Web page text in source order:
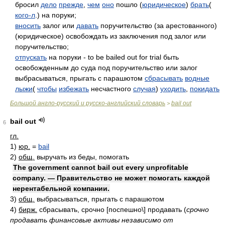
бросил дело прежде чем оно пошло (юридическое) брать(
кого-л .) на поруки;
вносить залог или давать поручительство (за арестованного)
(юридическое) освобождать из заключения под залог или
поручительство;
отпускать на поруки - to be bailed out for trial быть
освобожденным до суда под поручительство или залог
выбрасываться, прыгать с парашютом сбрасывать водные
лыжи( чтобы избежать несчастного случая) уходить покидать
Большой англо-русский и русско-английский словарь > bail out
6
bail out
гл.
1) юр. = bail
2) общ.
выручать из беды, помогать
The government cannot bail out every unprofitable
company. — Правительство не может помогать каждой
нерентабельной компании.
3) общ.
выбрасываться, прыгать с парашютом
4) бирж. сбрасывать, срочно [поспешно\] продавать (срочно
продавать финансовые активы независимо от